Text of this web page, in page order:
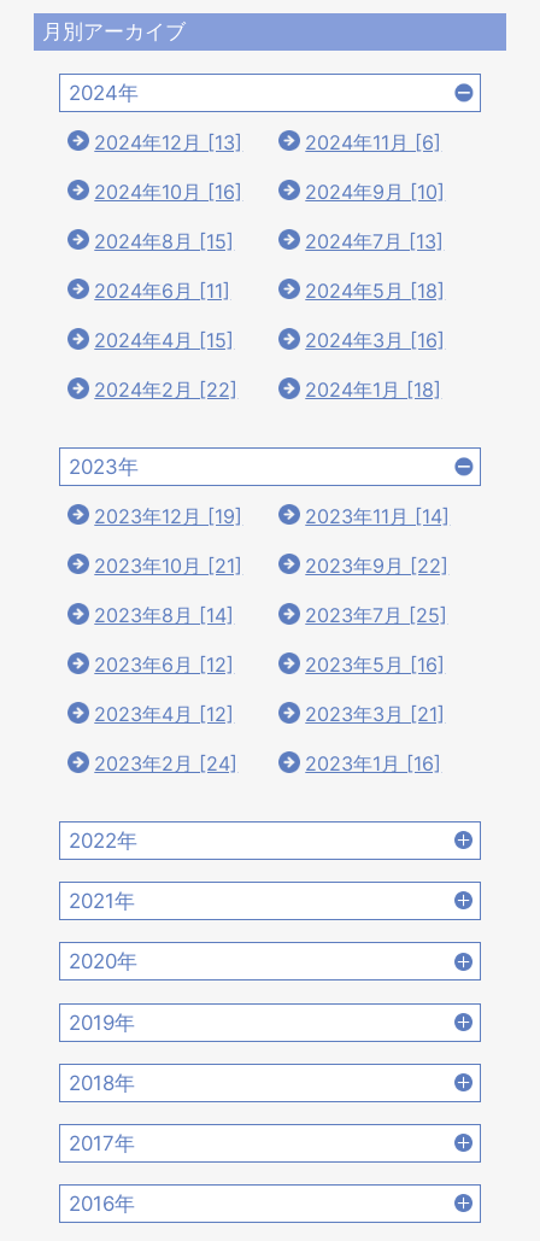
月別アーカイブ
2024年
2024年12月 [13] 2024年11月 [6]
2024年10月 [16] 2024年9月 [10]
2024年8月 [15] 2024年7月 [13]
2024年6月 [11] 2024年5月 [18]
2024年4月 [15] 2024年3月 [16]
2024年2月 [22] 2024年1月 [18]
2023年
2023年12月 [19] 2023年11月 [14]
2023年10月 [21] 2023年9月 [22]
2023年8月 [14] 2023年7月 [25]
2023年6月 [12] 2023年5月 [16]
2023年4月 [12] 2023年3月 [21]
2023年2月 [24] 2023年1月 [16]
2022年
2022年12月 [15] 2022年11月 [15]
2022年10月 [16] 2022年9月 [12]
2022年6月 [17] 2022年5月 [14]
2022年4月 [15]
2022年2月 [12]
2021年
2021年12月 [18] 2021年11月 [18]
2021年10月 [17] 2021年9月 [14]
2021年8月 [21] 2021年7月 [22]
2021年6月 [17] 2021年5月 [18]
2021年4月 [16]
2021年2月 [14]
2020年
2020年12月 [21] 2020年11月 [9]
2020年10月 [21] 2020年9月 [16]
2020年8月 [18] 2020年7月 [16]
2020年6月 [21] 2020年5月 [14]
2020年4月 [12]
2019年
2019年12月 [14] 2019年11月 [17]
2019年10月 [12] 2019年9月 [15]
2019年8月 [18] 2019年7月 [21]
2019年6月 [18] 2019年5月 [20]
2018年
2018年12月 [20] 2018年11月 [14]
2018年10月 [20] 2018年9月 [12]
2018年8月 [15] 2018年7月 [14]
2017年
2017年12月 [28] 2017年11月 [22]
2016年